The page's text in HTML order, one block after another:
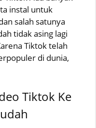
instal untuk
salah satunya
tidak asing lagi
Tiktok telah
di dunia,
Tiktok Ke